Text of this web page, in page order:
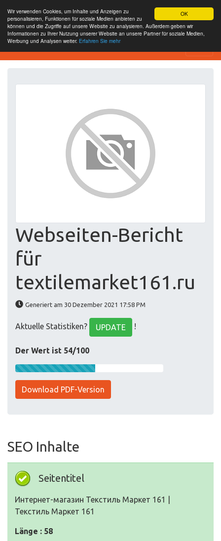
OK
Wir verwenden Cookies, um Inhalte und Anzeigen zu
personalisieren, Funktionen für soziale Medien anbieten zu
können und die Zugriffe auf unsere Website zu analysieren. Außerdem geben wir
Informationen zu Ihrer Nutzung unserer Website an unsere Partner für soziale Medien,
Werbung und Analysen weiter. Erfahren Sie mehr
SEO Analytics
Webseiten-Bericht
für
textilemarket161.ru
Generiert am 30 Dezember 2021 17:58 PM
Aktuelle Statistiken? UPDATE !
Der Wert ist 54/100
Download PDF-Version
SEO Inhalte
Seitentitel
Интернет-магазин Текстиль Маркет 161 |
Текстиль Маркет 161
Länge : 58